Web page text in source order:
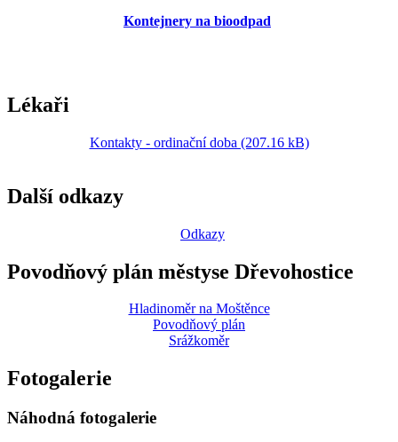
Kontejnery na bioodpad
Lékaři
Kontakty - ordinační doba (207.16 kB)
Další odkazy
Odkazy
Povodňový plán městyse Dřevohostice
Hladinoměr na Moštěnce
Povodňový plán
Srážkoměr
Fotogalerie
Náhodná fotogalerie